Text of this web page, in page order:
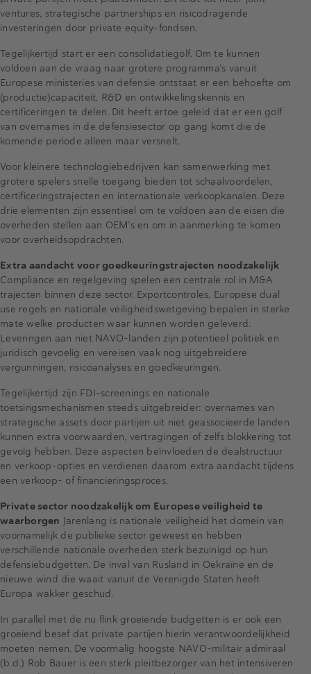
ventures, strategische partnerships en risicodragende
investeringen door private equity-fondsen.
Tegelijkertijd start er een consolidatiegolf. Om te kunnen
voldoen aan de vraag naar grotere programma’s vanuit
Europese ministeries van defensie ontstaat er een behoefte om
(productie)capaciteit, R&D en ontwikkelingskennis en
certificeringen te delen. Dit heeft ertoe geleid dat er een golf
van overnames in de defensiesector op gang komt die de
komende periode alleen maar versnelt.
Voor kleinere technologiebedrijven kan samenwerking met
grotere spelers snelle toegang bieden tot schaalvoordelen,
certificeringstrajecten en internationale verkoopkanalen. Deze
drie elementen zijn essentieel om te voldoen aan de eisen die
overheden stellen aan OEM’s en om in aanmerking te komen
voor overheidsopdrachten.
Extra aandacht voor goedkeuringstrajecten noodzakelijk
Compliance en regelgeving spelen een centrale rol in M&A
trajecten binnen deze sector. Exportcontroles, Europese dual
use regels en nationale veiligheidswetgeving bepalen in sterke
mate welke producten waar kunnen worden geleverd.
Leveringen aan niet NAVO-landen zijn potentieel politiek en
juridisch gevoelig en vereisen vaak nog uitgebreidere
vergunningen, risicoanalyses en goedkeuringen.
Tegelijkertijd zijn FDI-screenings en nationale
toetsingsmechanismen steeds uitgebreider: overnames van
strategische assets door partijen uit niet geassocieerde landen
kunnen extra voorwaarden, vertragingen of zelfs blokkering tot
gevolg hebben. Deze aspecten beïnvloeden de dealstructuur
en verkoop-opties en verdienen daarom extra aandacht tijdens
een verkoop- of financieringsproces.
Private sector noodzakelijk om Europese veiligheid te
waarborgen Jarenlang is nationale veiligheid het domein van
voornamelijk de publieke sector geweest en hebben
verschillende nationale overheden sterk bezuinigd op hun
defensiebudgetten. De inval van Rusland in Oekraïne en de
nieuwe wind die waait vanuit de Verenigde Staten heeft
Europa wakker geschud.
In parallel met de nu flink groeiende budgetten is er ook een
groeiend besef dat private partijen hierin verantwoordelijkheid
moeten nemen. De voormalig hoogste NAVO-militair admiraal
(b.d.) Rob Bauer is een sterk pleitbezorger van het intensiveren